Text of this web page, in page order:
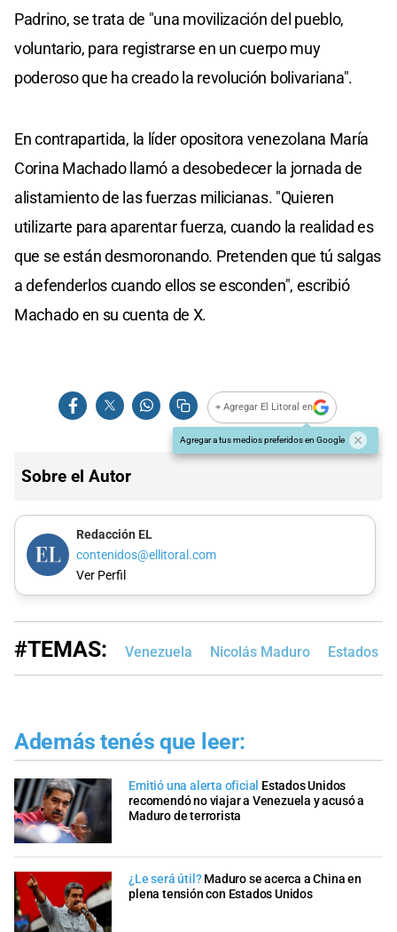
Padrino, se trata de "una movilización del pueblo,
voluntario, para registrarse en un cuerpo muy
poderoso que ha creado la revolución bolivariana".
En contrapartida, la líder opositora venezolana María
Corina Machado llamó a desobedecer la jornada de
alistamiento de las fuerzas milicianas. "Quieren
utilizarte para aparentar fuerza, cuando la realidad es
que se están desmoronando. Pretenden que tú salgas
a defenderlos cuando ellos se esconden", escribió
Machado en su cuenta de X.
+ Agregar El Litoral en
Agregar a tus medios preferidos en Google
Sobre el Autor
Redacción EL
contenidos@ellitoral.com
Ver Perfil
#TEMAS: Venezuela Nicolás Maduro Estados
Además tenés que leer:
Emitió una alerta oficial Estados Unidos
recomendó no viajar a Venezuela y acusó a
Maduro de terrorista
¿Le será útil? Maduro se acerca a China en
plena tensión con Estados Unidos